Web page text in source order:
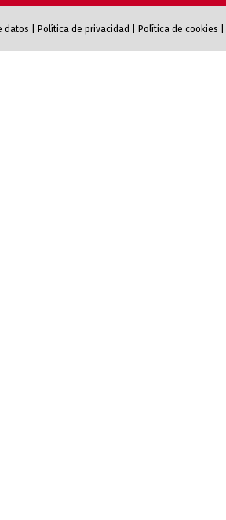
datos Política de privacidad Política de cookies